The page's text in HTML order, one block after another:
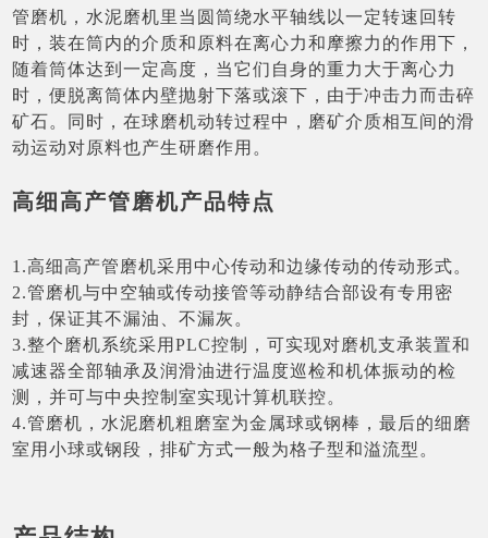
管磨机，水泥磨机里当圆筒绕水平轴线以一定转速回转
时，装在筒内的介质和原料在离心力和摩擦力的作用下，
随着筒体达到一定高度，当它们自身的重力大于离心力
时，便脱离筒体内壁抛射下落或滚下，由于冲击力而击碎
矿石。同时，在球磨机动转过程中，磨矿介质相互间的滑
动运动对原料也产生研磨作用。
高细高产管磨机产品特点
1.高细高产管磨机采用中心传动和边缘传动的传动形式。
2.管磨机与中空轴或传动接管等动静结合部设有专用密
封，保证其不漏油、不漏灰。
3.整个磨机系统采用PLC控制，可实现对磨机支承装置和
减速器全部轴承及润滑油进行温度巡检和机体振动的检
测，并可与中央控制室实现计算机联控。
4.管磨机，水泥磨机粗磨室为金属球或钢棒，最后的细磨
室用小球或钢段，排矿方式一般为格子型和溢流型。